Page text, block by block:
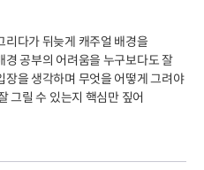
리다가 뒤늦게 캐주얼 배경을
경 공부의 어려움을 누구보다도 잘
장을 생각하며 무엇을 어떻게 그려야
그릴 수 있는지 핵심만 짚어